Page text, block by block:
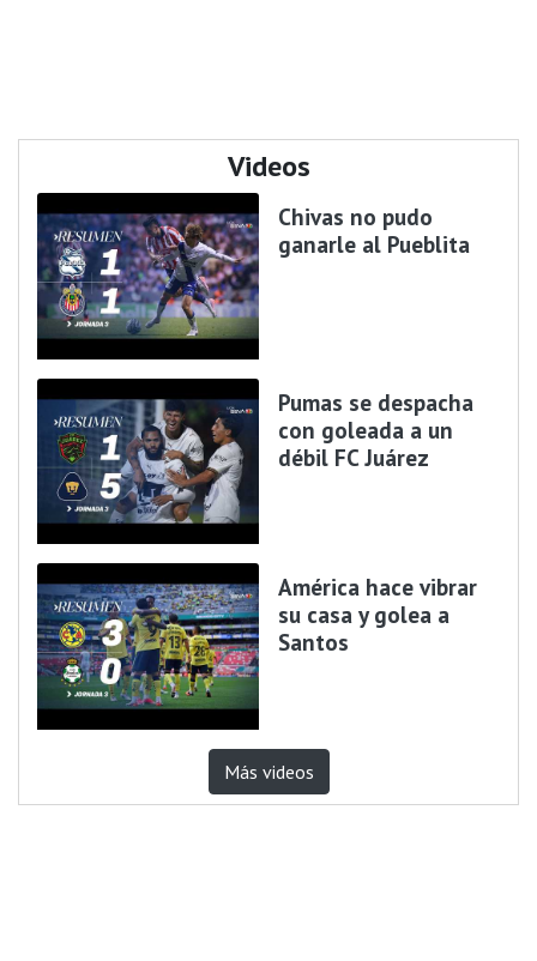
Videos
Chivas no pudo
ganarle al Pueblita
Pumas se despacha
con goleada a un
débil FC Juárez
América hace vibrar
su casa y golea a
Santos
Más videos